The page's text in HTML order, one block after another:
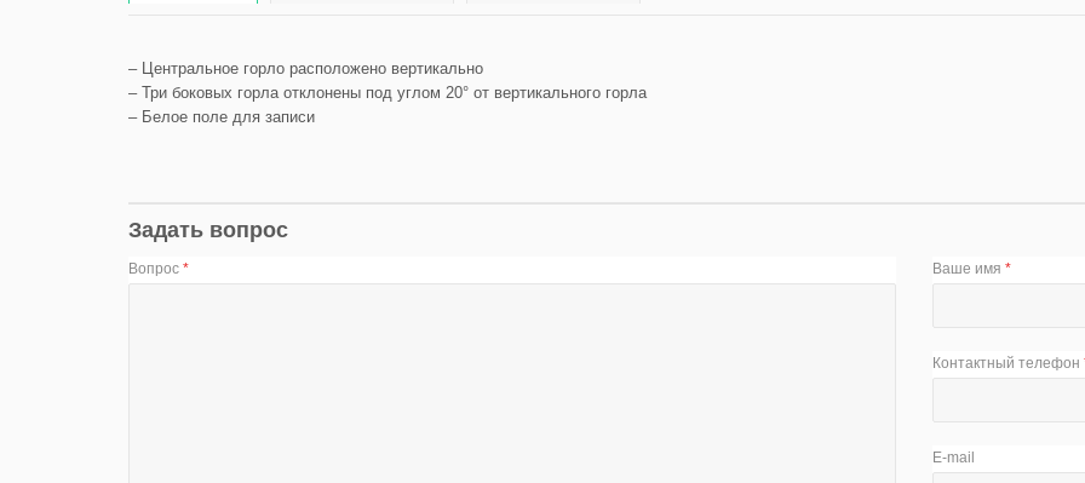
– Центральное горло расположено вертикально
– Три боковых горла отклонены под углом 20° от вертикального горла
– Белое поле для записи
Задать вопрос
Вопрос * Ваше имя *
Контактный телефон
E-mail